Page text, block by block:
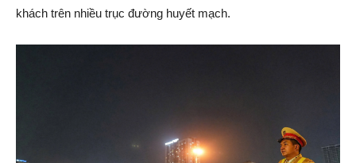
khách trên nhiều trục đường huyết mạch.